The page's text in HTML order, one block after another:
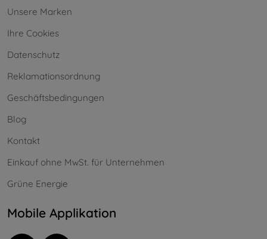
Unsere Marken
Ihre Cookies
Datenschutz
Reklamationsordnung
Geschäftsbedingungen
Blog
Kontakt
Einkauf ohne MwSt. für Unternehmen
Grüne Energie
Mobile Applikation